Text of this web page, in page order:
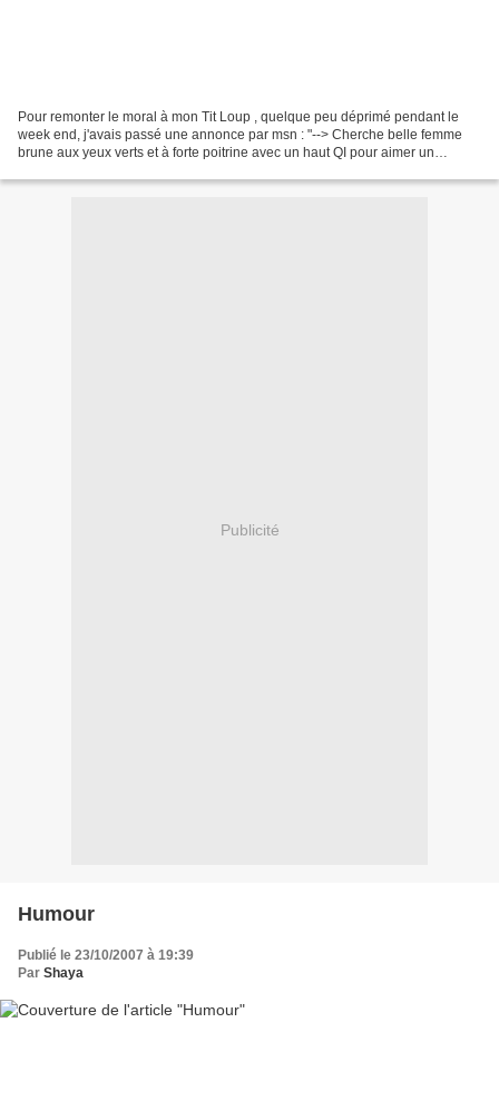
Pour remonter le moral à mon Tit Loup , quelque peu déprimé pendant le
week end, j'avais passé une annonce par msn : "--> Cherche belle femme
brune aux yeux verts et à forte poitrine avec un haut QI pour aimer un
Publicité
Humour
Publié le 23/10/2007 à 19:39
Par Shaya